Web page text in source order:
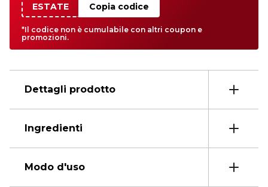
ESTATE Copia codice
*Il codice non è cumulabile con altri coupon e
promozioni.
Dettagli prodotto
Ingredienti
Modo d'uso